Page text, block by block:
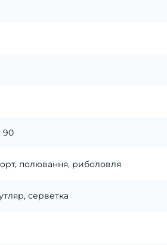
90
полювання, риболовля
серветка